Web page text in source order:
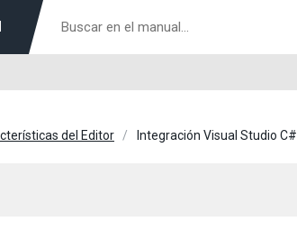
del Editor Integración Visual Studio C#